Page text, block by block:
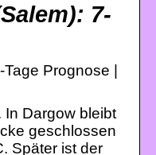
7-
Prognose |
In Dargow bleibt
geschlossen
Später ist der